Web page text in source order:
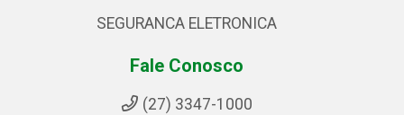
SEGURANCA ELETRONICA
Fale Conosco
(27) 3347-1000